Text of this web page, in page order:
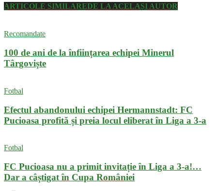
ARTICOLE SIMILAREDE LA ACELAȘI AUTOR
Recomandate
100 de ani de la înființarea echipei Minerul
Târgoviște
Fotbal
Efectul abandonului echipei Hermannstadt: FC
Pucioasa profită și preia locul eliberat în Liga a 3-a
Fotbal
FC Pucioasa nu a primit invitație în Liga a 3-a!…
Dar a câștigat în Cupa României